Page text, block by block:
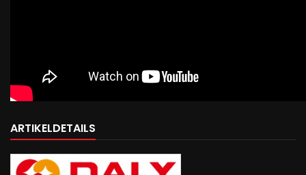
ARTIKELDETAILS